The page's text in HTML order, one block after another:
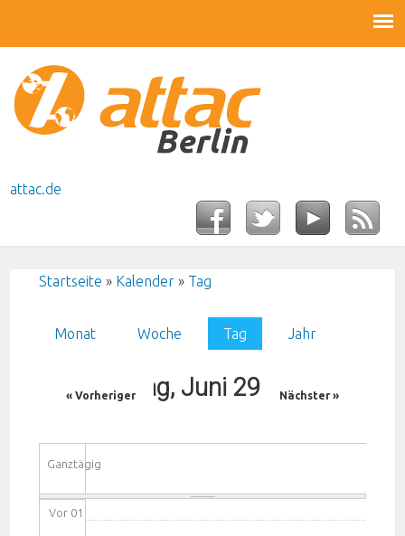
attac.de
Startseite » Kalender » Tag
Monat Woche Tag (aktiver Reiter)
Jahr
Sonntag, Juni 29, 2025
« Vorheriger Nächster »
Ganztägig
Vor 01